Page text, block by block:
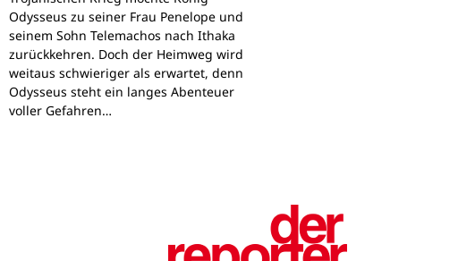
Odysseus zu seiner Frau Penelope und
seinem Sohn Telemachos nach Ithaka
zurückkehren. Doch der Heimweg wird
weitaus schwieriger als erwartet, denn
Odysseus steht ein langes Abenteuer
voller Gefahren…